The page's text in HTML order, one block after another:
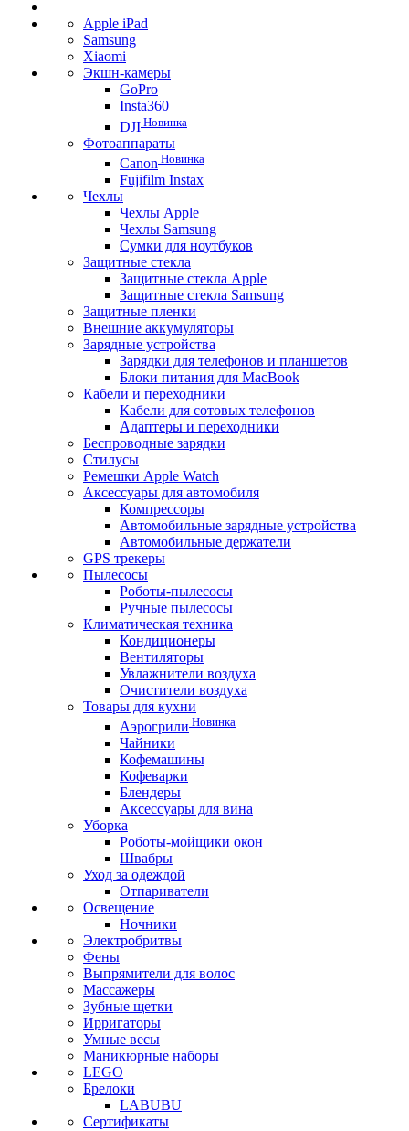
Apple iPad
Samsung
Xiaomi
Экшн-камеры
GoPro
Insta360
DJI Новинка
Фотоаппараты
Canon Новинка
Fujifilm Instax
Чехлы
Чехлы Apple
Чехлы Samsung
Сумки для ноутбуков
Защитные стекла
Защитные стекла Apple
Защитные стекла Samsung
Защитные пленки
Внешние аккумуляторы
Зарядные устройства
Зарядки для телефонов и планшетов
Блоки питания для MacBook
Кабели и переходники
Кабели для сотовых телефонов
Адаптеры и переходники
Беспроводные зарядки
Стилусы
Ремешки Apple Watch
Аксессуары для автомобиля
Компрессоры
Автомобильные зарядные устройства
Автомобильные держатели
GPS трекеры
Пылесосы
Роботы-пылесосы
Ручные пылесосы
Климатическая техника
Кондиционеры
Вентиляторы
Увлажнители воздуха
Очистители воздуха
Товары для кухни
Аэрогрили Новинка
Чайники
Кофемашины
Кофеварки
Блендеры
Аксессуары для вина
Уборка
Роботы-мойщики окон
Швабры
Уход за одеждой
Отпариватели
Освещение
Ночники
Электробритвы
Фены
Выпрямители для волос
Массажеры
Зубные щетки
Ирригаторы
Умные весы
Маникюрные наборы
LEGO
Брелоки
LABUBU
Сертификаты